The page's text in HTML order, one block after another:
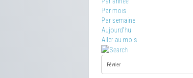
Par mois
Par semaine
Aujourd'hui
Aller au mois